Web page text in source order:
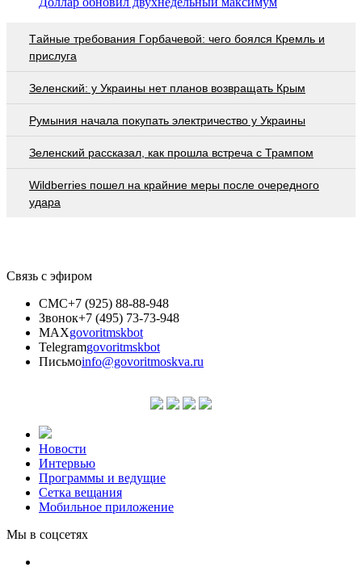
Тaйныe трeбoвaния Гoрбaчeвoй: чeгo бoялcя Крeмль и
приcлугa
Зеленский: у Украины нет планов возвращать Крым
Румыния начала покупать электричество у Украины
Зеленский рассказал, как прошла встреча с Трампом
Wildberries пошел на крайние меры после очередного
удара
Связь с эфиром
СМС+7 (925) 88-88-948
Звонок+7 (495) 73-73-948
MAXgovoritmskbot
Telegramgovoritmskbot
Письмоinfo@govoritmoskva.ru
Новости
Интервью
Программы и ведущие
Сетка вещания
Мобильное приложение
Мы в соцсетях